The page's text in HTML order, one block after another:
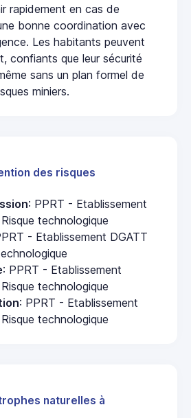
rapidement en cas de
bonne coordination avec
Les habitants peuvent
confiants que leur sécurité
sans un plan formel de
miniers.
des risques
: PPRT - Etablissement
technologique
- Etablissement DGATT
: PPRT - Etablissement
technologique
: PPRT - Etablissement
technologique
naturelles à